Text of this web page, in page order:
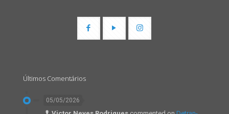
Últimos Comentários
05/05/2026